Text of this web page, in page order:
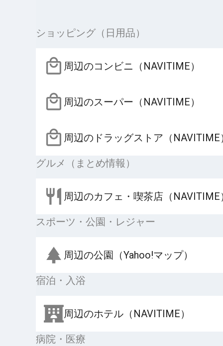
ショッピング（日用品）
周辺のコンビニ（NAVITIME）
周辺のスーパー（NAVITIME）
周辺のドラッグストア（NAVITIME
グルメ（まとめ情報）
周辺のカフェ・喫茶店（NAVITIME
スポーツ・公園・レジャー
周辺の公園（Yahoo!マップ）
宿泊・入浴
周辺のホテル（NAVITIME）
病院・医療